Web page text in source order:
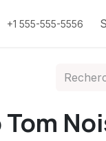
+1 555-555-5556